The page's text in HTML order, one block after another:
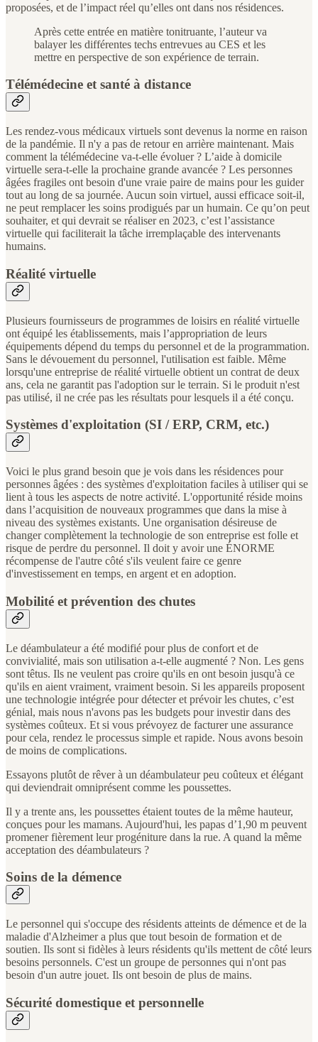
proposées, et de l’impact réel qu’elles ont dans nos résidences.
Après cette entrée en matière tonitruante, l’auteur va
balayer les différentes techs entrevues au CES et les
mettre en perspective de son expérience de terrain.
Télémédecine et santé à distance
Les rendez-vous médicaux virtuels sont devenus la norme en raison
de la pandémie. Il n'y a pas de retour en arrière maintenant. Mais
comment la télémédecine va-t-elle évoluer ? L’aide à domicile
virtuelle sera-t-elle la prochaine grande avancée ? Les personnes
âgées fragiles ont besoin d'une vraie paire de mains pour les guider
tout au long de sa journée. Aucun soin virtuel, aussi efficace soit-il,
ne peut remplacer les soins prodigués par un humain. Ce qu’on peut
souhaiter, et qui devrait se réaliser en 2023, c’est l’assistance
virtuelle qui faciliterait la tâche irremplaçable des intervenants
humains.
Réalité virtuelle
Plusieurs fournisseurs de programmes de loisirs en réalité virtuelle
ont équipé les établissements, mais l’appropriation de leurs
équipements dépend du temps du personnel et de la programmation.
Sans le dévouement du personnel, l'utilisation est faible. Même
lorsqu'une entreprise de réalité virtuelle obtient un contrat de deux
ans, cela ne garantit pas l'adoption sur le terrain. Si le produit n'est
pas utilisé, il ne crée pas les résultats pour lesquels il a été conçu.
Systèmes d'exploitation (SI / ERP, CRM, etc.)
Voici le plus grand besoin que je vois dans les résidences pour
personnes âgées : des systèmes d'exploitation faciles à utiliser qui se
lient à tous les aspects de notre activité. L'opportunité réside moins
dans l’acquisition de nouveaux programmes que dans la mise à
niveau des systèmes existants. Une organisation désireuse de
changer complètement la technologie de son entreprise est folle et
risque de perdre du personnel. Il doit y avoir une ÉNORME
récompense de l'autre côté s'ils veulent faire ce genre
d'investissement en temps, en argent et en adoption.
Mobilité et prévention des chutes
Le déambulateur a été modifié pour plus de confort et de
convivialité, mais son utilisation a-t-elle augmenté ? Non. Les gens
sont têtus. Ils ne veulent pas croire qu'ils en ont besoin jusqu'à ce
qu'ils en aient vraiment, vraiment besoin. Si les appareils proposent
une technologie intégrée pour détecter et prévoir les chutes, c’est
génial, mais nous n'avons pas les budgets pour investir dans des
systèmes coûteux. Et si vous prévoyez de facturer une assurance
pour cela, rendez le processus simple et rapide. Nous avons besoin
de moins de complications.
Essayons plutôt de rêver à un déambulateur peu coûteux et élégant
qui deviendrait omniprésent comme les poussettes.
Il y a trente ans, les poussettes étaient toutes de la même hauteur,
conçues pour les mamans. Aujourd'hui, les papas d’1,90 m peuvent
promener fièrement leur progéniture dans la rue. A quand la même
acceptation des déambulateurs ?
Soins de la démence
Le personnel qui s'occupe des résidents atteints de démence et de la
maladie d'Alzheimer a plus que tout besoin de formation et de
soutien. Ils sont si fidèles à leurs résidents qu'ils mettent de côté leurs
besoins personnels. C'est un groupe de personnes qui n'ont pas
besoin d'un autre jouet. Ils ont besoin de plus de mains.
Sécurité domestique et personnelle